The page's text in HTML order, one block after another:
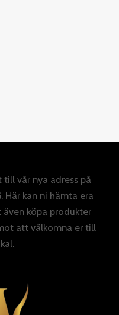
vår nya adress på
Här kan ni hämta era
köpa produkter
att välkomna er till